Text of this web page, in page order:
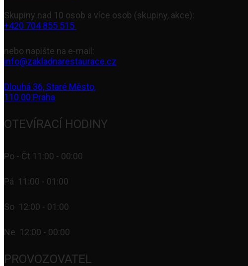
Skupiny nad 10 osob a více osob (skupiny, akce):
+420 704 855 515
nebo napište na e-mail:
info@zakladnarestaurace.cz
Dlouhá 36, Staré Město,
110 00 Praha
OTEVÍRACÍ HODINY
Po - Čt 11:00 - 00:00
Pá 11:00 - 01:00
So 12:00 - 01:00
Ne 12:00 - 00:00
PROVOZOVATEL